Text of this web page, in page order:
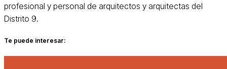
profesional y personal de arquitectos y arquitectas del
Distrito 9.
Te puede interesar: